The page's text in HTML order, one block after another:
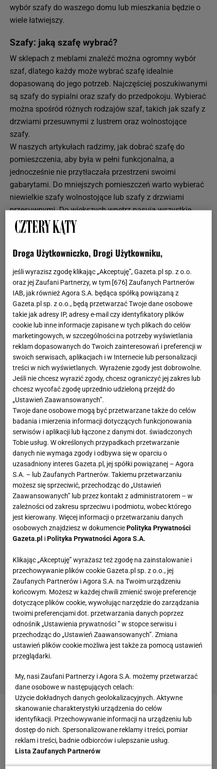
wybór szafy do waszego domu lub mieszkania będzie o
wiele łatwiejszy.
Szafy: jaką szafę wybrać?
W sklepach z meblami znaleźć można ogromny wybór
szaf, dlatego każdy może wybrać szafę idealnie
dopasowaną do jego potrzeb. Najczęściej poszukiwanymi
są szafy do sypialni oraz szafy do przedpokoju. Wybierać
można spośród różnych rodzajów szaf, takich jak szafy z
drzwiami przesuwnymi z lustrem oraz wolnostojące
szafy.
W naszych artykułach radzimy, jak dobrać szafę do
pomieszczenia, aby była w pełni funkcjonalna, a
jednocześnie nie przytłaczała przestrzeni swoimi
gabarytami. Do mniejszych pomieszczeń warto wybierać
niewielkie szafy wolnostojące lub szafy z drzwiami
przesuwnymi. Do większych wnętrz pasują wszystkie
rodzaje szaf.
Szaf najczęściej szukamy w sklepach sieciowych. Bardzo
popularnym rozwiązaniem od jakiegoś czasu są szafy
PAX z IKEA, jednak równie chętnie kupujemy szafy JYSK,
szafy Black Red White, szafy AGATA MEBLE oraz szafy
BODZIO. Bogaty wybór szaf dostępnych w tych sklepach
sprawia, że ich produkty są niezwykle pożądane.
W dziale Szafy znajdziecie propozycje modnych i
funkcjonalnych szaf, dostępnych w ofertach firm
sieciowych.
Szafy: rodzaje szaf
Wybór szafy do domu lub mieszkania w dużej mierze
zależy od ilości miejsca, jakie można na nią przeznaczyć.
Dobrym rozwiązaniem są szafy na wymiar, które
pozwalają zagospodarować nawet najmniej ustawne
miejsca, w tym skosy. Do tego rodzaju szaf należą szafy
narożne, szafy wnękowe oraz innego rodzaju szafy pod
zabudowę.
Z lektury artykułów zamieszczanych na naszej stronie
dowiecie się, czym kierować się przy wybieraniu szaf i jak
dobrze zaplanować szafę pod zabudowę, aby można
było w niej wygodnie przechowywać swoje rzeczy.
Radzimy też, czy warto decydować się na szafę z
Warto zaglądać na naszą stronę do działu Szafy.
Znajdziecie tu mnóstwo inspiracji i porad, które pomogą
wam w doborze idealnej szafy, w pełni odpowiadającej
waszym potrzebom. Co więcej, będziecie na bieżąco z
propozycjami sklepów z meblami, a to znacznie ułatwi
wam poszukiwanie szafy.
Zobacz także:
Pościel Metamorfozy Lampa Komody Garderoby
SZAFY
"Sezon na" wymianę szafy. Najlepsze meble do
pokoju dzieci
Droga Użytkowniczko, Drogi Użytkowniku,
jeśli wyrazisz zgodę klikając „Akceptuję”, Gazeta.pl sp. z o.o.
oraz jej Zaufani Partnerzy, w tym [ 676 ] Zaufanych Partnerów
IAB, jak również Agora S.A. będąca spółką powiązaną z
Gazeta.pl sp. z o.o., będą przetwarzać Twoje dane osobowe
takie jak adresy IP, adresy e-mail czy identyfikatory plików
cookie lub inne informacje zapisane w tych plikach do celów
marketingowych, w szczególności na potrzeby wyświetlania
reklam dopasowanych do Twoich zainteresowań i preferencji w
swoich serwisach, aplikacjach i w Internecie lub personalizacji
treści w nich wyświetlanych. Wyrażenie zgody jest dobrowolne.
Jeśli nie chcesz wyrazić zgody, chcesz ograniczyć jej zakres lub
chcesz wycofać zgodę uprzednio udzieloną przejdź do
„Ustawień Zaawansowanych”.
Twoje dane osobowe mogą być przetwarzane także do celów
badania i mierzenia informacji dotyczących funkcjonowania
serwisów i aplikacji lub łączone z danymi dot. świadczonych
Tobie usług. W określonych przypadkach przetwarzanie
danych nie wymaga zgody i odbywa się w oparciu o
uzasadniony interes Gazeta.pl, jej spółki powiązanej – Agora
S.A. – lub Zaufanych Partnerów. Takiemu przetwarzaniu
możesz się sprzeciwić, przechodząc do „Ustawień
Zaawansowanych” lub przez kontakt z administratorem – w
zależności od zakresu sprzeciwu i podmiotu, wobec którego
jest kierowany. Więcej informacji o przetwarzaniu danych
osobowych znajdziesz w dokumencie Polityka Prywatności
Gazeta.pl i Polityka Prywatności Agora S.A.
Klikając „Akceptuję” wyrażasz też zgodę na zainstalowanie i
przechowywanie plików cookie Gazeta.pl sp. z o.o., jej
Zaufanych Partnerów i Agora S.A. na Twoim urządzeniu
końcowym. Możesz w każdej chwili zmienić swoje preferencje
dotyczące plików cookie, wywołując narzędzie do zarządzania
twoimi preferencjami dot. przetwarzania danych poprzez
odnośnik „Ustawienia prywatności ” w stopce serwisu i
przechodząc do „Ustawień Zaawansowanych”. Zmiana
ustawień plików cookie możliwa jest także za pomocą ustawień
przeglądarki.
My, nasi Zaufani Partnerzy i Agora S.A. możemy przetwarzać
dane osobowe w następujących celach:
Użycie dokładnych danych geolokalizacyjnych. Aktywne
skanowanie charakterystyki urządzenia do celów
identyfikacji. Przechowywanie informacji na urządzeniu lub
dostęp do nich. Spersonalizowane reklamy i treści, pomiar
reklam i treści, badnie odbiorców i ulepszanie usług.
Lista Zaufanych Partnerów